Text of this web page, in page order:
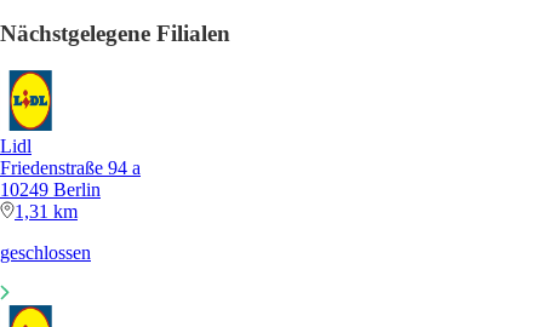
Nächstgelegene Filialen
Lidl
Friedenstraße 94 a
10249 Berlin
1,31 km
geschlossen